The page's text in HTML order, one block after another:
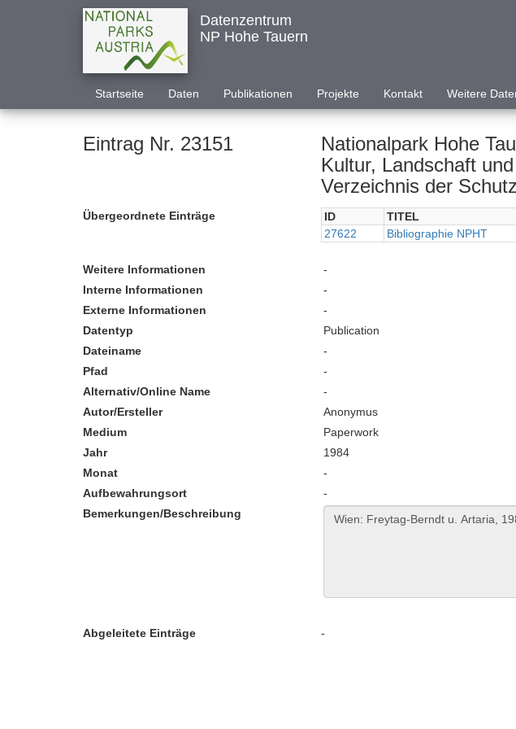
Datenzentrum
NP Hohe Tauern
Startseite Daten Publikationen Projekte Kontakt Weitere
Eintrag Nr. 23151
Nationalpark Hohe
Kultur, Landschaft
Verzeichnis der
Übergeordnete Einträge ID TITEL
27622
Bibliographie NPHT
Weitere Informationen
-
Interne Informationen
-
Externe Informationen
-
Datentyp
Publication
Dateiname
-
Pfad
-
Alternativ/Online Name
-
Autor/Ersteller
Anonymus
Medium
Paperwork
Jahr
1984
Monat
-
Aufbewahrungsort
-
Bemerkungen/Beschreibung
Abgeleitete Einträge -